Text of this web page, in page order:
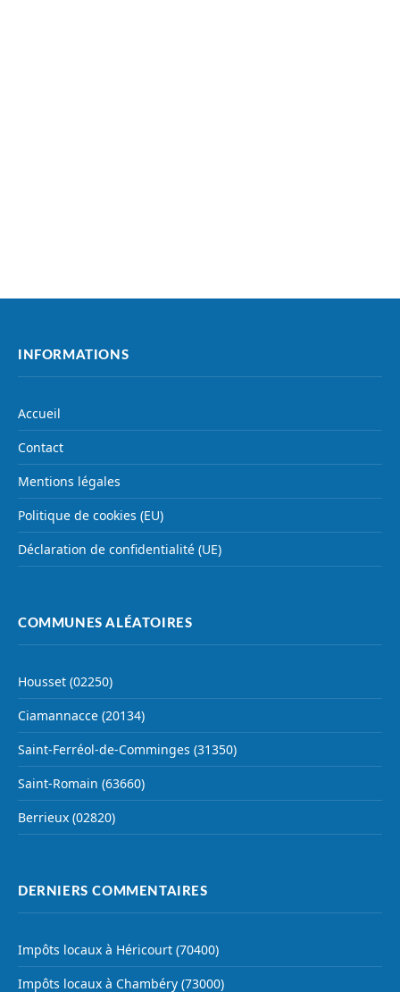
INFORMATIONS
Accueil
Contact
Mentions légales
Politique de cookies (EU)
Déclaration de confidentialité (UE)
COMMUNES ALÉATOIRES
Housset (02250)
Ciamannacce (20134)
Saint-Ferréol-de-Comminges (31350)
Saint-Romain (63660)
Berrieux (02820)
DERNIERS COMMENTAIRES
Impôts locaux à Héricourt (70400)
Impôts locaux à Chambéry (73000)